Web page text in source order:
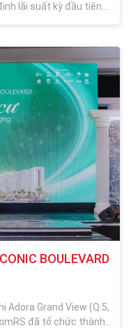
lãi suất kỳ đầu tiên
BOULEVARD
Adora Grand View (Q.5,
đã tổ chức thành